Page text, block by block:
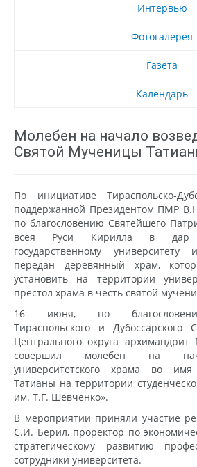
Интервью
Фотогалерея
Газета
Календарь
Молебен на начало
Святой Мученицы
По инициативе Тираспольско-
поддержанной Президентом ПМР
по благословению Святейшего
всея Руси Кирилла в дар
государственному
передан деревянный храм,
установить на территории
престол храма в честь святой
16 июня, по
Тираспольского и Дубоссарского
Центрального округа
совершил молебен на
университетского храма во
Татианы на территории
им. Т.Г. Шевченко».⠀
В мероприятии приняли участие
С.И. Берил, проректор по
стратегическому развитию
сотрудники университета.